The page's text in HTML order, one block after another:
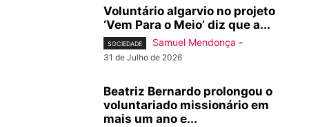
Voluntário algarvio no projeto
‘Vem Para o Meio’ diz que a...
SOCIEDADE Samuel Mendonça -
31 de Julho de 2026
Beatriz Bernardo prolongou o
voluntariado missionário em
mais um ano e...